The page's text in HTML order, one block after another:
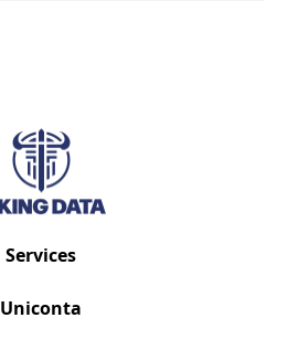
Services
Uniconta